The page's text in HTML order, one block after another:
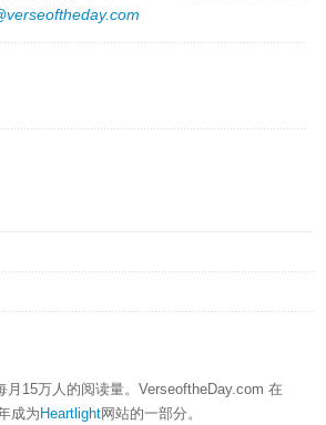
月15万人的阅读量。VerseoftheDay.com 在
成为 Heartlight网站的一部分。